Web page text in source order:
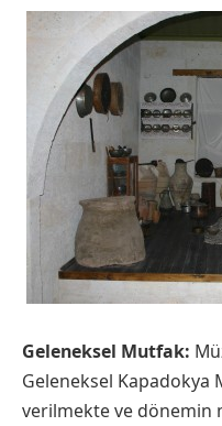
Geleneksel Mutfak:
Geleneksel Kapadokya
verilmekte ve dönemin